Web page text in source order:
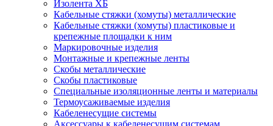
Изолента ХБ
Кабельные стяжки (хомуты) металлические
Кабельные стяжки (хомуты) пластиковые и
крепежные площадки к ним
Маркировочные изделия
Монтажные и крепежные ленты
Скобы металлические
Скобы пластиковые
Специальные изоляционные ленты и материалы
Термоусаживаемые изделия
Кабеленесущие системы
Аксессуары к кабеленесущим системам